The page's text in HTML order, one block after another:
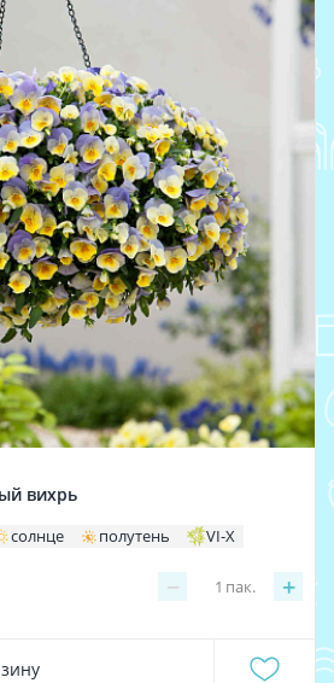
вихрь
солнце полутень VI-X
− +
1 пак.